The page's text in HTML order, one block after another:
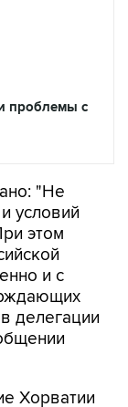
проблемы с
"Не
условий
этом
и с
делегации
Хорватии